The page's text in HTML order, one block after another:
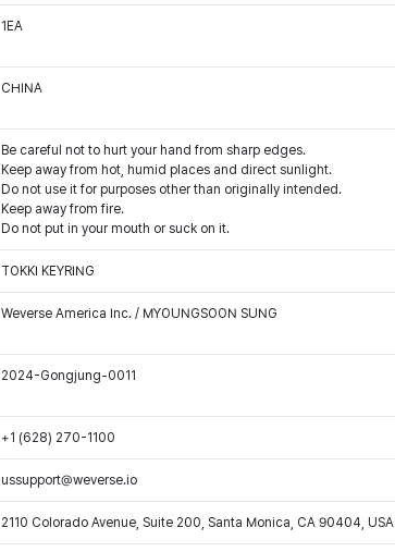
1EA
CHINA
Be careful not to hurt your hand from sharp edges.
Keep away from hot, humid places and direct sunlight.
Do not use it for purposes other than originally intended.
Keep away from fire.
Do not put in your mouth or suck on it.
TOKKI KEYRING
Weverse America Inc. / MYOUNGSOON SUNG
2024-Gongjung-0011
+1 (628) 270-1100
ussupport@weverse.io
2110 Colorado Avenue, Suite 200, Santa Monica, CA 90404, USA